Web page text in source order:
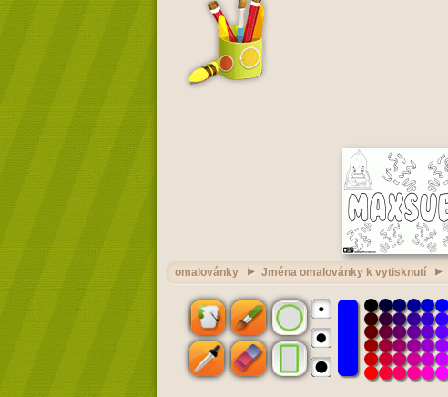
omalovánky Jména omalovánky k vytisknutí